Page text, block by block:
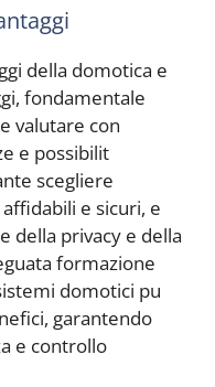
della domotica e
fondamentale
valutare con
e possibilit
scegliere
e sicuri, e
della privacy e della
formazione
domotici pu
garantendo
e controllo